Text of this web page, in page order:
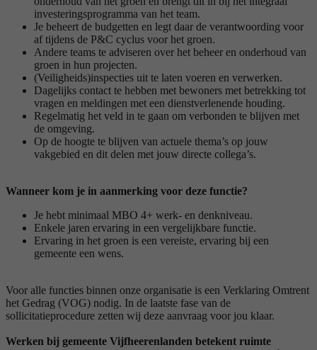
investeringsprogramma van het team.
Je beheert de budgetten en legt daar de verantwoording voor
af tijdens de P&C cyclus voor het groen.
Andere teams te adviseren over het beheer en onderhoud van
groen in hun projecten.
(Veiligheids)inspecties uit te laten voeren en verwerken.
Dagelijks contact te hebben met bewoners met betrekking tot
vragen en meldingen met een dienstverlenende houding.
Regelmatig het veld in te gaan om verbonden te blijven met
de omgeving.
Op de hoogte te blijven van actuele thema’s op jouw
vakgebied en dit delen met jouw directe collega’s.
Wanneer kom je in aanmerking voor deze functie?
Je hebt minimaal MBO 4+ werk- en denkniveau.
Enkele jaren ervaring in een vergelijkbare functie.
Ervaring in het groen is een vereiste, ervaring bij een
gemeente een wens.
Voor alle functies binnen onze organisatie is een Verklaring Omtrent
het Gedrag (VOG) nodig. In de laatste fase van de
sollicitatieprocedure zetten wij deze aanvraag voor jou klaar.
Werken bij gemeente Vijfheerenlanden betekent ruimte